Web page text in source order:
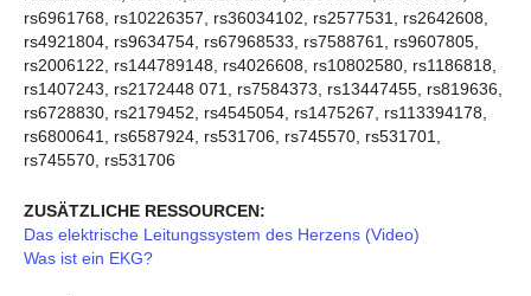
rs6961768, rs10226357, rs36034102, rs2577531, rs2642608,
rs4921804, rs9634754, rs67968533, rs7588761, rs9607805,
rs2006122, rs144789148, rs4026608, rs10802580, rs1186818,
rs1407243, rs2172448 071, rs7584373, rs13447455, rs819636,
rs6728830, rs2179452, rs4545054, rs1475267, rs113394178,
rs6800641, rs6587924, rs531706, rs745570, rs531701,
rs745570, rs531706
ZUSÄTZLICHE RESSOURCEN:
Das elektrische Leitungssystem des Herzens (Video)
Was ist ein EKG?